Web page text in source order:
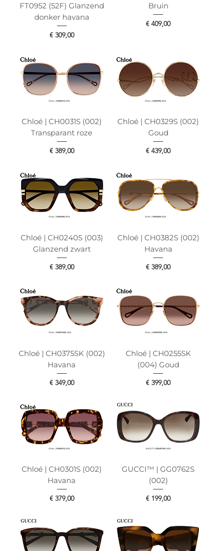
FT0952 (52F) Glanzend
donker havana
Prijs
€ 309,00
Bruin
Prijs
€ 409,00
Chloé | CH0031S (002)
Transparant roze
Prijs
€ 389,00
Chloé | CH0329S (002)
Goud
Prijs
€ 439,00
Chloé | CH0240S (003)
Glanzend zwart
Prijs
€ 389,00
Chloé | CH0382S (002)
Havana
Prijs
€ 389,00
Chloé | CH0375SK (002)
Havana
Prijs
€ 349,00
Chloé | CH0255SK
(004) Goud
Prijs
€ 399,00
Chloé | CH0301S (002)
Havana
Prijs
€ 379,00
GUCCI™ | GG0762S
(002)
Prijs
€ 199,00